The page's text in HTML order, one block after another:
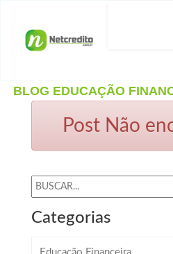
BLOG EDUCAÇÃO
Post Não
Categorias